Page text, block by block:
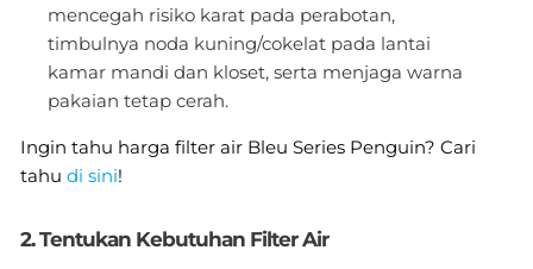
mencegah risiko karat pada perabotan,
timbulnya noda kuning/cokelat pada lantai
kamar mandi dan kloset, serta menjaga warna
pakaian tetap cerah.
Ingin tahu harga filter air Bleu Series Penguin? Cari
tahu di sini!
2. Tentukan Kebutuhan Filter Air